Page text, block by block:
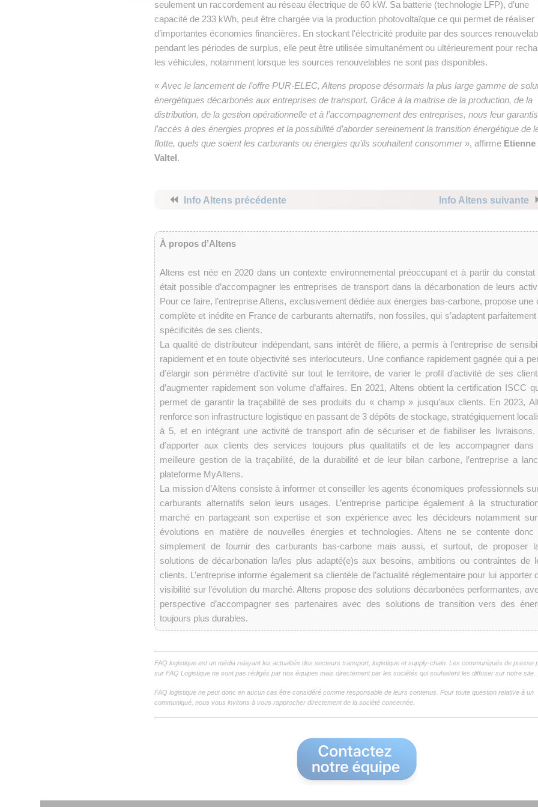
seulement un raccordement au réseau électrique de 60 kW. Sa batterie (technologie LFP), d’une
capacité de 233 kWh, peut être chargée via la production photovoltaïque ce qui permet de réaliser
d’importantes économies financières. En stockant l'électricité produite par des sources
pendant les périodes de surplus, elle peut être utilisée simultanément ou ultérieurement pour
les véhicules, notamment lorsque les sources renouvelables ne sont pas disponibles.
« Avec le lancement de l’offre PUR-ELEC, Altens propose désormais la plus large gamme de
énergétiques décarbonés aux entreprises de transport. Grâce à la maitrise de la production, de la
distribution, de la gestion opérationnelle et à l’accompagnement des entreprises, nous leur
l’accès à des énergies propres et la possibilité d’aborder sereinement la transition énergétique de
flotte, quels que soient les carburants ou énergies qu’ils souhaitent consommer», affirme Etienne
Valtel.
⏪ Info Altens précédente Info Altens suivante
À propos d’Altens
Altens est née en 2020 dans un contexte environnemental préoccupant et à partir du constat
était possible d’accompagner les entreprises de transport dans la décarbonation de leurs
Pour ce faire, l’entreprise Altens, exclusivement dédiée aux énergies bas-carbone, propose une
complète et inédite en France de carburants alternatifs, non fossiles, qui s’adaptent
spécificités de ses clients.
La qualité de distributeur indépendant, sans intérêt de filière, a permis à l’entreprise de
rapidement et en toute objectivité ses interlocuteurs. Une confiance rapidement gagnée qui a
d’élargir son périmètre d’activité sur tout le territoire, de varier le profil d’activité de ses
d’augmenter rapidement son volume d’affaires. En 2021, Altens obtient la certification ISCC
permet de garantir la traçabilité de ses produits du « champ » jusqu’aux clients. En 2023,
renforce son infrastructure logistique en passant de 3 dépôts de stockage, stratégiquement
à 5, et en intégrant une activité de transport afin de sécuriser et de fiabiliser les livraisons.
d’apporter aux clients des services toujours plus qualitatifs et de les accompagner dans
meilleure gestion de la traçabilité, de la durabilité et de leur bilan carbone, l’entreprise a
plateforme MyAltens.
La mission d’Altens consiste à informer et conseiller les agents économiques professionnels
carburants alternatifs selon leurs usages. L’entreprise participe également à la
marché en partageant son expertise et son expérience avec les décideurs notamment
évolutions en matière de nouvelles énergies et technologies. Altens ne se contente donc
simplement de fournir des carburants bas-carbone mais aussi, et surtout, de proposer
solutions de décarbonation la/les plus adapté(e)s aux besoins, ambitions ou contraintes de
clients. L’entreprise informe également sa clientèle de l’actualité réglementaire pour lui apporter
visibilité sur l’évolution du marché. Altens propose des solutions décarbonées performantes,
perspective d’accompagner ses partenaires avec des solutions de transition vers des
toujours plus durables.
FAQ logistique est un média relayant les actualités des secteurs transport, logistique et supply-chain. Les communiqués de presse
sur FAQ Logistique ne sont pas rédigés par nos équipes mais directement par les sociétés qui souhaitent les diffuser sur notre site.
FAQ logistique ne peut donc en aucun cas être considéré comme responsable de leurs contenus. Pour toute question relative à un
communiqué, nous vous invitons à vous rapprocher directement de la société concernée.